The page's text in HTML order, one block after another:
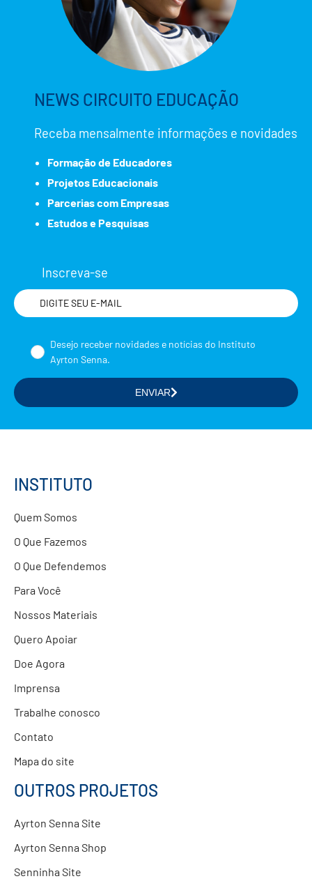
NEWS CIRCUITO EDUCAÇÃO
Receba mensalmente informações e novidades
Formação de Educadores
Projetos Educacionais
Parcerias com Empresas
Estudos e Pesquisas
Inscreva-se
Nome
Formação de Educadores
Parcerias com Empresas
Desejo receber novidades e notícias do Instituto
Ayrton Senna.
ENVIAR
INSTITUTO
Quem Somos
O Que Fazemos
O Que Defendemos
Para Você
Nossos Materiais
Quero Apoiar
Doe Agora
Imprensa
Trabalhe conosco
Contato
Mapa do site
OUTROS PROJETOS
Ayrton Senna Site
Ayrton Senna Shop
Senninha Site